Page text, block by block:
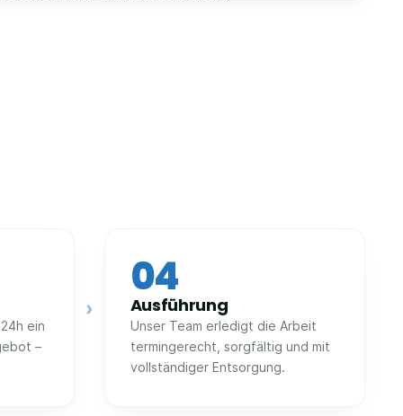
ein
–
›
04
Ausführung
Unser Team erledigt die Arbeit
termingerecht, sorgfältig und mit
vollständiger Entsorgung.